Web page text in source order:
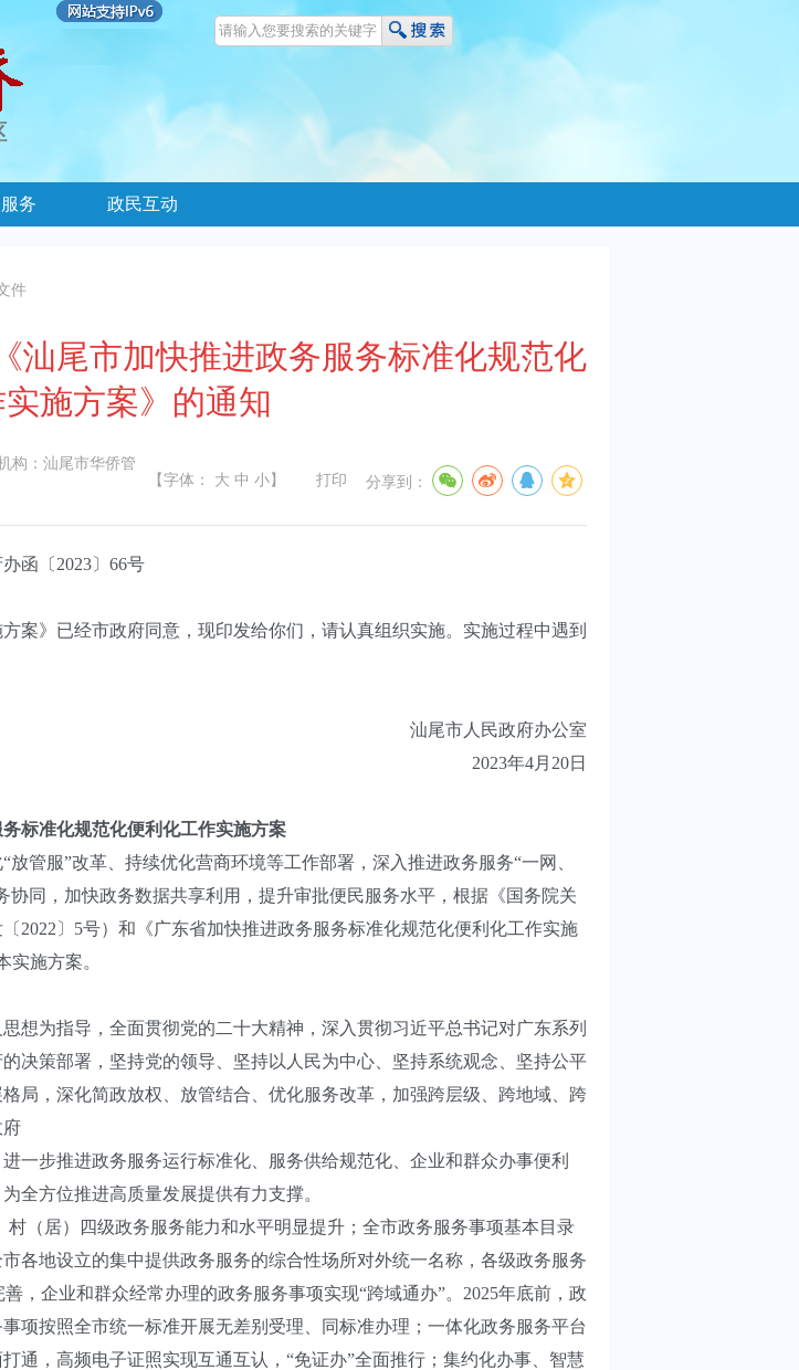
务 政民互动
件
汕尾市加快推进政务服务标准化规范化
施方案》的通知
： 汕尾市华侨管
【字体： 大 中 小 】 打印 分享到：
函〔2023〕66号
》已经市政府同意，现印发给你们，请认真组织实施。实施过程中遇到
汕尾市人民政府办公室
2023年4月20日
标准化规范化便利化工作实施方案
服”改革、持续优化营商环境等工作部署，深入推进政务服务“一网、
同，加快政务数据共享利用，提升审批便民服务水平，根据《国务院关
2022〕5号）和《广东省加快推进政务服务标准化规范化便利化工作实施
实施方案。
为指导，全面贯彻党的二十大精神，深入贯彻习近平总书记对广东系列
决策部署，坚持党的领导、坚持以人民为中心、坚持系统观念、坚持公平
局，深化简政放权、放管结合、优化服务改革，加强跨层级、跨地域、跨
府
步推进政务服务运行标准化、服务供给规范化、企业和群众办事便利
全方位推进高质量发展提供有力支撑。
（居）四级政务服务能力和水平明显提升；全市政务服务事项基本目录
各地设立的集中提供政务服务的综合性场所对外统一名称，各级政务服务
，企业和群众经常办理的政务服务事项实现“跨域通办”。2025年底前，政
项按照全市统一标准开展无差别受理、同标准办理；一体化政务服务平台
通，高频电子证照实现互通互认，“免证办”全面推行；集约化办事、智慧